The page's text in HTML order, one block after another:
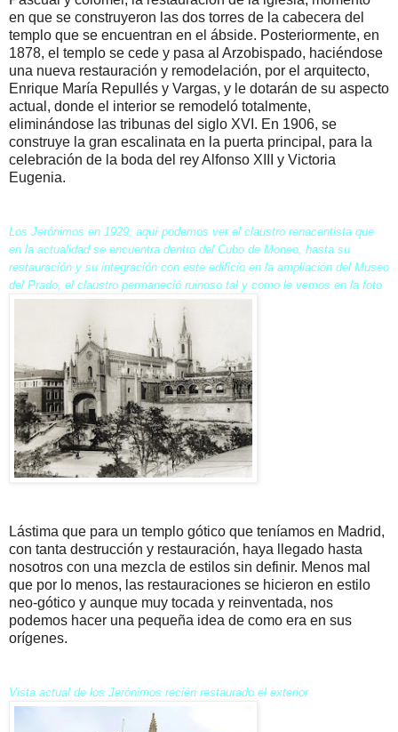
en que se construyeron las dos torres de la cabecera del
templo que se encuentran en el ábside. Posteriormente, en
1878, el templo se cede y pasa al Arzobispado, haciéndose
una nueva restauración y remodelación, por el arquitecto,
Enrique María Repullés y Vargas, y le dotarán de su aspecto
actual, donde el interior se remodeló totalmente,
eliminándose las tribunas del siglo XVI. En 1906, se
construye la gran escalinata en la puerta principal, para la
celebración de la boda del rey Alfonso XIII y Victoria
Eugenia.
Los Jerónimos en 1929, aquí podemos ver el claustro renacentista que
en la actualidad se encuentra dentro del Cubo de Moneo, hasta su
restauración y su integración con este edificio en la ampliación del Museo
del Prado, el claustro permaneció ruinoso tal y como le vemos en la foto
Lástima que para un templo gótico que teníamos en Madrid,
con tanta destrucción y restauración, haya llegado hasta
nosotros con una mezcla de estilos sin definir. Menos mal
que por lo menos, las restauraciones se hicieron en estilo
neo-gótico y aunque muy tocada y reinventada, nos
podemos hacer una pequeña idea de como era en sus
orígenes.
Vista actual de los Jerónimos recién restaurado el exterior